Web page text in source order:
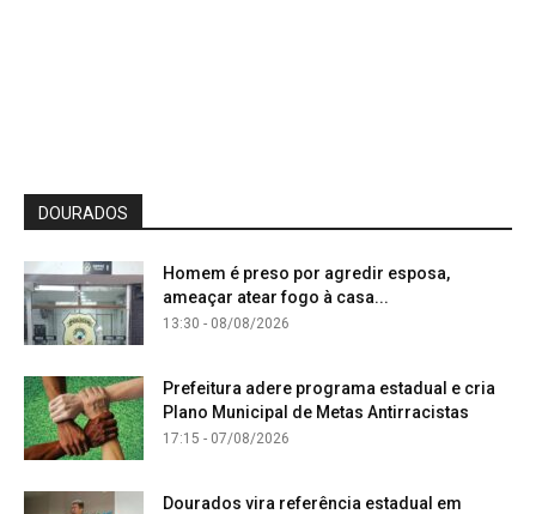
DOURADOS
Homem é preso por agredir esposa,
ameaçar atear fogo à casa...
13:30 - 08/08/2026
Prefeitura adere programa estadual e cria
Plano Municipal de Metas Antirracistas
17:15 - 07/08/2026
Dourados vira referência estadual em